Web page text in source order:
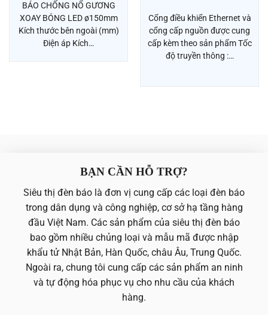
BÁO CHỐNG NỔ GƯƠNG
XOAY BÓNG LED ø150mm
Kích thước bên ngoài (mm)
Điện áp Kích…
Cổng điều khiển Ethernet và
cổng cấp nguồn được cung
cấp kèm theo sản phẩm Tốc
độ truyền thông :…
BẠN CẦN HỖ TRỢ?
Siêu thị đèn báo là đơn vị cung cấp các loại đèn báo
trong dân dụng và công nghiệp, cơ sở hạ tầng hàng
đầu Việt Nam. Các sản phẩm của siêu thị đèn báo
bao gồm nhiều chủng loại và mẫu mã được nhập
khẩu tử Nhật Bản, Hàn Quốc, châu Âu, Trung Quốc.
Ngoài ra, chung tôi cung cấp các sản phẩm an ninh
và tự động hóa phục vụ cho nhu cầu của khách
hàng.